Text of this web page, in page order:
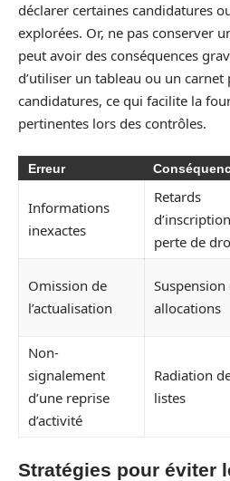
déclarer certaines candidatures
explorées. Or, ne pas conserver
peut avoir des conséquences
d’utiliser un tableau ou un carnet
candidatures, ce qui facilite la
pertinentes lors des contrôles.
Erreur
Informations
inexactes
Retards
perte de
Omission de
l’actualisation
Suspension
allocations
Non-
signalement
d’une reprise
d’activité
Radiation
listes
Stratégies pour éviter